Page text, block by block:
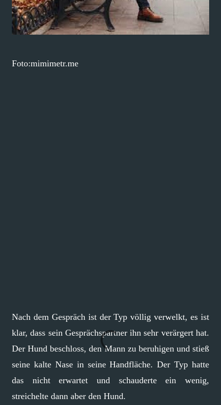
Foto:mimimetr.me
Nach dem Gespräch ist der Typ völlig verwelkt, es ist
klar, dass sein Gesprächspartner ihn sehr verärgert hat.
Der Hund beschloss, den Mann zu beruhigen und stieß
seine kalte Nase in seine Handfläche. Der Typ hatte
das nicht erwartet und schauderte ein wenig,
streichelte dann aber den Hund.